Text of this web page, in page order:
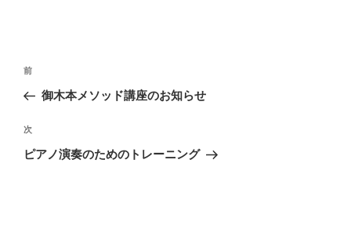
投
ナ
ビ
ゲ
前
の
稿
前
御木本メソッド講座のお知らせ
次
の
次
ピアノ演奏のためのトレーニング